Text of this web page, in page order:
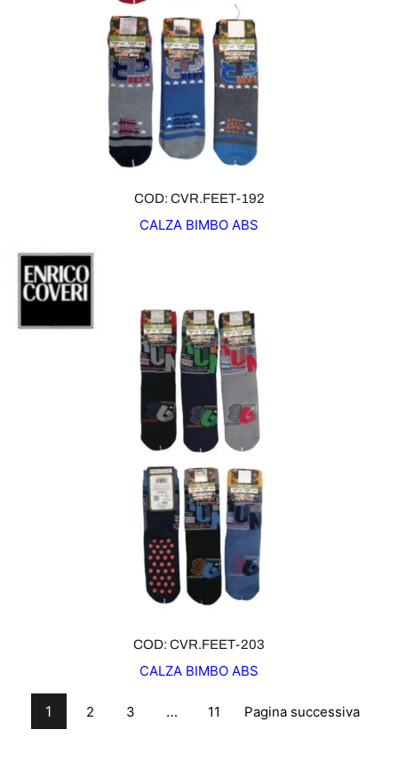
COD: CVR.FEET-192
CALZA BIMBO ABS
COD: CVR.FEET-203
CALZA BIMBO ABS
1 2 3 … 11 Pagina successiva